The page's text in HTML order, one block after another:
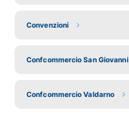
Convenzioni
Confcommercio San Giovanni
Confcommercio Valdarno